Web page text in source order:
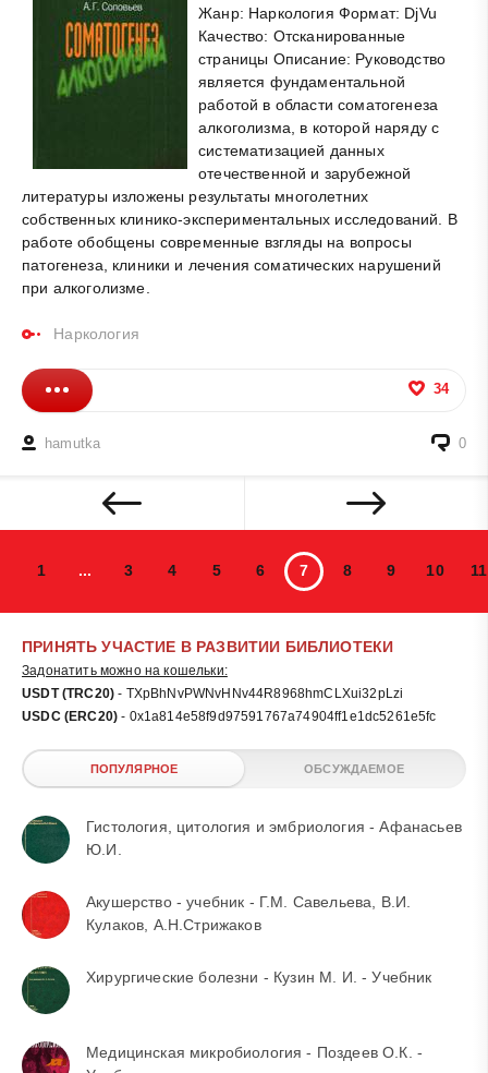
Жанр: Наркология Формат: DjVu
Качество: Отсканированные
страницы Описание: Руководство
является фундаментальной
работой в области соматогенеза
алкоголизма, в которой наряду с
систематизацией данных
отечественной и зарубежной
литературы изложены результаты многолетних
собственных клинико-экспериментальных исследований. В
работе обобщены современные взгляды на вопросы
патогенеза, клиники и лечения соматических нарушений
при алкоголизме.
Наркология
34
hamutka 0
1 ... 3 4 5 6 7 8 9 10 11
ПРИНЯТЬ УЧАСТИЕ В РАЗВИТИИ БИБЛИОТЕКИ
Задонатить можно на кошельки:
USDT (TRC20) - TXpBhNvPWNvHNv44R8968hmCLXui32pLzi
USDC (ERC20) - 0x1a814e58f9d97591767a74904ff1e1dc5261e5fc
ПОПУЛЯРНОЕ ОБСУЖДАЕМОЕ
Гистология, цитология и эмбриология - Афанасьев
Ю.И.
Акушерство - учебник - Г.М. Савельева, В.И.
Кулаков, А.Н.Стрижаков
Хирургические болезни - Кузин М. И. - Учебник
Медицинская микробиология - Поздеев О.К. -